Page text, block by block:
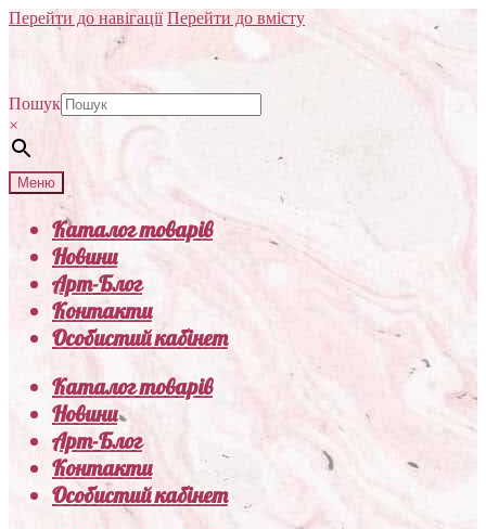
Перейти до навігації Перейти до вмісту
Пошук
×
Меню
Каталог товарів
Новини
Арт-Блог
Контакти
Особистий кабінет
Каталог товарів
Новини
Арт-Блог
Контакти
Особистий кабінет